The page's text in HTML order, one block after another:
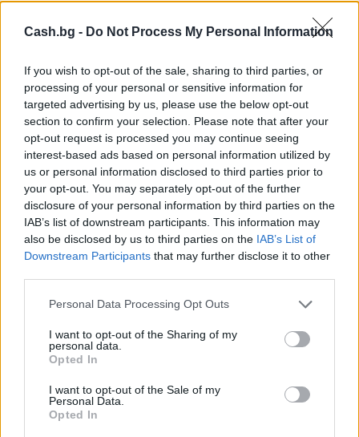
Cash.bg - Do Not Process My Personal Information
If you wish to opt-out of the sale, sharing to third parties, or
processing of your personal or sensitive information for
targeted advertising by us, please use the below opt-out
section to confirm your selection. Please note that after your
opt-out request is processed you may continue seeing
interest-based ads based on personal information utilized by
us or personal information disclosed to third parties prior to
your opt-out. You may separately opt-out of the further
disclosure of your personal information by third parties on the
IAB’s list of downstream participants. This information may
also be disclosed by us to third parties on the IAB’s List of
Downstream Participants that may further disclose it to other
Personal Data Processing Opt Outs
I want to opt-out of the Sharing of my
personal data.
Opted In
I want to opt-out of the Sale of my
Personal Data.
Opted In
Белият дом спира проекти за
възобновяема енергия в САЩ